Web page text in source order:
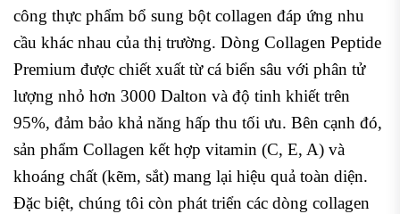
công thực phẩm bổ sung bột collagen đáp ứng nhu
cầu khác nhau của thị trường. Dòng Collagen Peptide
Premium được chiết xuất từ cá biển sâu với phân tử
lượng nhỏ hơn 3000 Dalton và độ tinh khiết trên
95%, đảm bảo khả năng hấp thu tối ưu. Bên cạnh đó,
sản phẩm Collagen kết hợp vitamin (C, E, A) và
khoáng chất (kẽm, sắt) mang lại hiệu quả toàn diện.
Đặc biệt, chúng tôi còn phát triển các dòng collagen